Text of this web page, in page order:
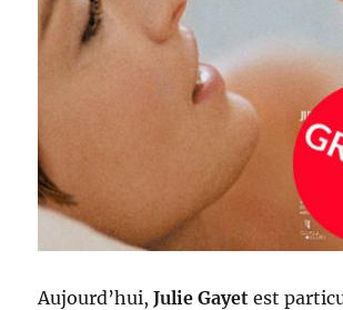
Aujourd’hui,Julie Gayet est